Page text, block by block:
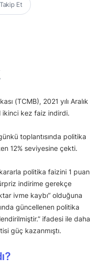
Et
(TCMB), 2021 yılı Aralık
ikinci kez faiz indirdi.
toplantısında politika
12% seviyesine çekti.
politika faizini 1 puan
indirime gerekçe
ivme kaybı” olduğuna
güncellenen politika
ifadesi ile daha
güç kazanmıştı.